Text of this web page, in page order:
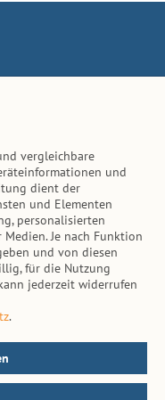
vergleichbare
und
dient der
und Elementen
personalisierten
Je nach Funktion
und von diesen
für die Nutzung
jederzeit widerrufen
.